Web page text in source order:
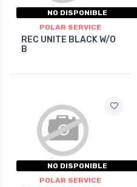
NO DISPONIBLE
POLAR SERVICE
REC UNITE BLACK W/O
B
NO DISPONIBLE
POLAR SERVICE